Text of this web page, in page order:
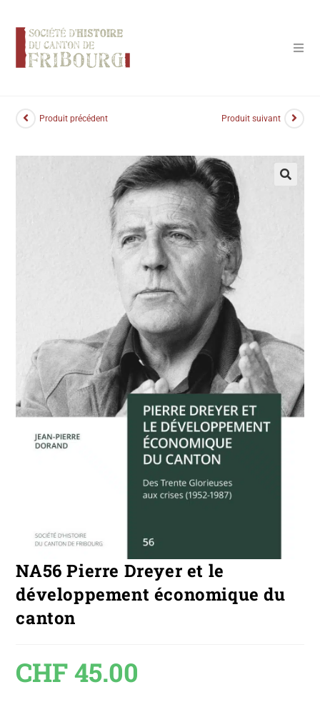
Produit précédent Produit suivant
NA56 Pierre Dreyer et le
développement économique du
canton
CHF45.00